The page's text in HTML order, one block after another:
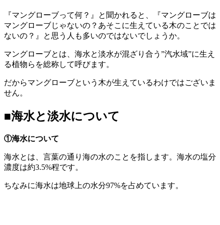
『マングローブって何？』と聞かれると、『マングローブは
マングローブじゃないの？あそこに生えている木のことでは
ないの？』と思う人も多いのではないでしょうか。
マングローブとは、海水と淡水が混ざり合う”汽水域”に生え
る植物らを総称して呼びます。
だからマングローブという木が生えているわけではございま
せん。
■海水と淡水について
①海水について
海水とは、言葉の通り海の水のことを指します。海水の塩分
濃度は約3.5%程です。
ちなみに海水は地球上の水分97%を占めています。